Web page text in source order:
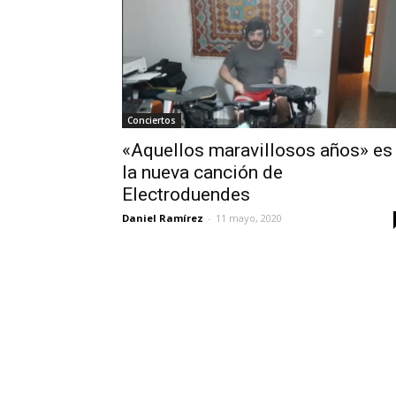
Conciertos
«Aquellos maravillosos años» es
la nueva canción de
Electroduendes
Daniel Ramírez - 11 mayo, 2020